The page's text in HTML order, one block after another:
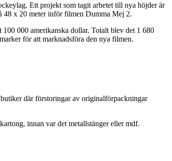
Ett projekt som tagit arbetet till nya höjder är
48 x 20 meter inför filmen Dumma Mej 2.
000 amerikanska dollar. Totalt blev det 1 680
för att marknadsföra den nya filmen.
där förstoringar av originalförpackningar
innan var det metallstänger eller mdf.